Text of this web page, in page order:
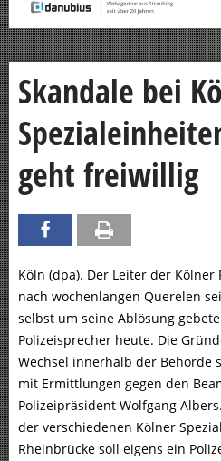
Skandale bei
geht freiwillig
Köln (dpa). Der Leiter der
nach wochenlangen Querelen
selbst um seine Ablösung
Polizeisprecher heute. Die
Wechsel innerhalb der Behörde
mit Ermittlungen gegen den
Polizeipräsident Wolfgang
der verschiedenen Kölner
Rheinbrücke soll eigens ein